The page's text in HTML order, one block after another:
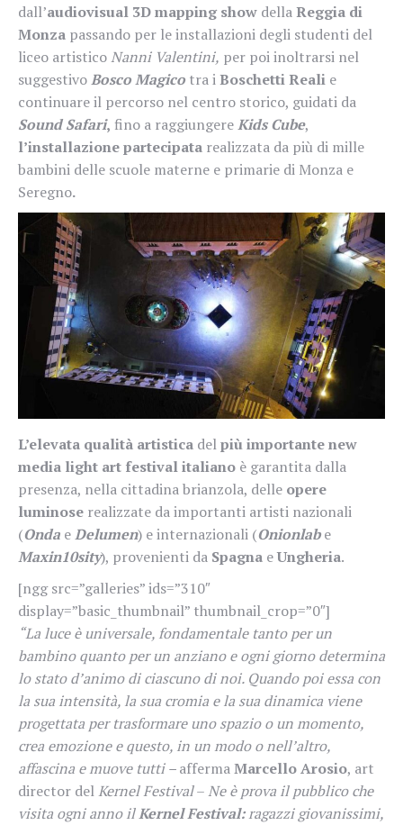
dall’audiovisual 3D mapping show dellaReggia di
Monza passando per le installazioni degli studenti del
liceo artisticoNanni Valentini, per poi inoltrarsi nel
suggestivoBosco Magico tra iBoschetti Reali e
continuare il percorso nel centro storico, guidati da
Sound Safari, fino a raggiungereKids Cube,
l’installazione partecipata realizzata da più di mille
bambini delle scuole materne e primarie di Monza e
Seregno.
L’elevata qualità artistica delpiù importantenew
media light art festival italiano è garantita dalla
presenza, nella cittadina brianzola, delle opere
luminose realizzate da importanti artisti nazionali
(Onda eDelumen) e internazionali (Onionlabe
Maxin10sity), provenienti da Spagna eUngheria.
[ngg src=”galleries” ids=”310″
display=”basic_thumbnail” thumbnail_crop=”0″]
“La luce è universale, fondamentale tanto per un
bambino quanto per un anziano e ogni giorno determina
lo stato d’animo di ciascuno di noi. Quando poi essa con
la sua intensità, la sua cromia e la sua dinamica viene
progettata per trasformare uno spazio o un momento,
crea emozione e questo, in un modo o nell’altro,
affascina e muove tutti –affermaMarcello Arosio, art
director delKernel Festival–Ne è prova il pubblico che
visita ogni anno ilKernel Festival:ragazzi giovanissimi,